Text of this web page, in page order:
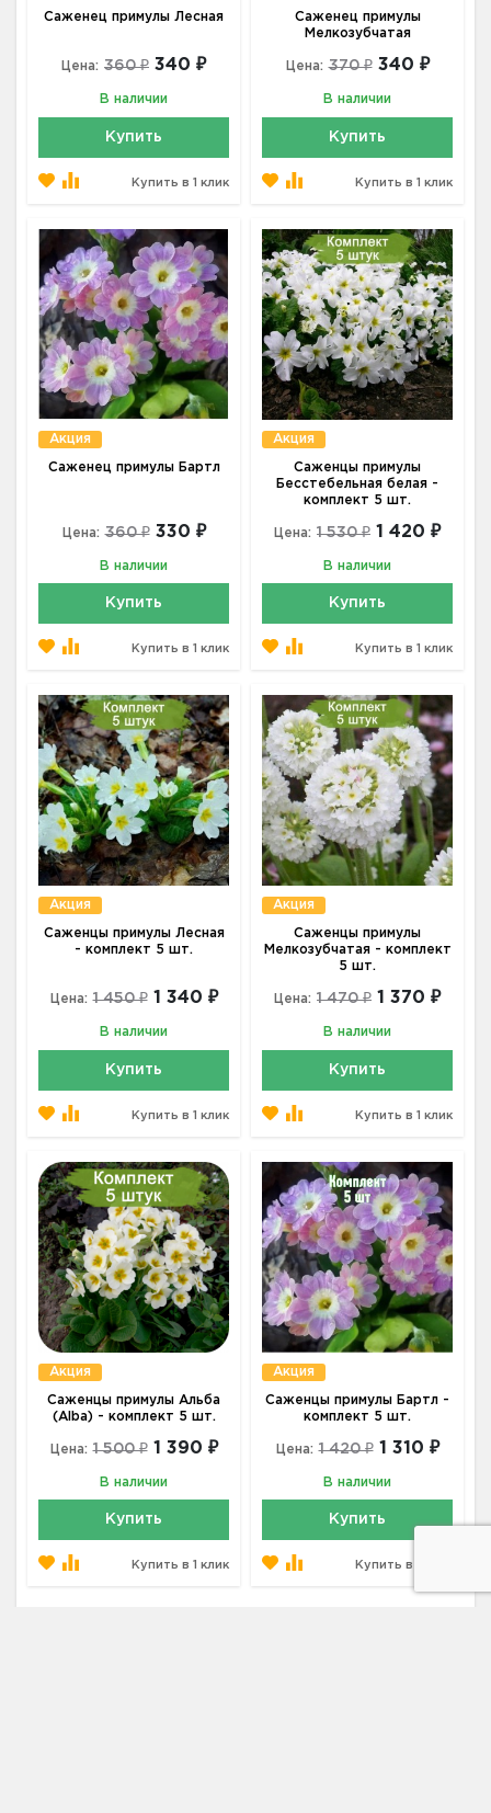
Саженец примулы Лесная
Цена: 360 ₽ 340 ₽
В наличии
Купить
Купить в 1 клик
Саженец примулы
Мелкозубчатая
Цена: 370 ₽ 340 ₽
В наличии
Купить
Купить в 1 клик
Акция
Саженец примулы Бартл
Цена: 360 ₽ 330 ₽
В наличии
Купить
Купить в 1 клик
Акция
Саженцы примулы
Бесстебельная белая -
комплект 5 шт.
Цена: 1 530 ₽ 1 420 ₽
В наличии
Купить
Купить в 1 клик
Акция
Саженцы примулы Лесная
- комплект 5 шт.
Цена: 1 450 ₽ 1 340 ₽
В наличии
Купить
Купить в 1 клик
Акция
Саженцы примулы
Мелкозубчатая - комплект
5 шт.
Цена: 1 470 ₽ 1 370 ₽
В наличии
Купить
Купить в 1 клик
Акция
Саженцы примулы Альба
(Alba) - комплект 5 шт.
Цена: 1 500 ₽ 1 390 ₽
В наличии
Купить
Купить в 1 клик
Акция
Саженцы примулы Бартл -
комплект 5 шт.
Цена: 1 420 ₽ 1 310 ₽
В наличии
Купить
Купить в 1 клик